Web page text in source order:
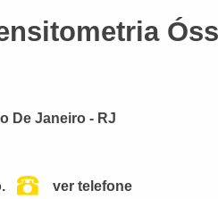
De Janeiro - RJ
ver telefone